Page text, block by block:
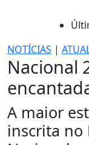
NOTÍCIAS |
Nacional
A maior
inscrita no